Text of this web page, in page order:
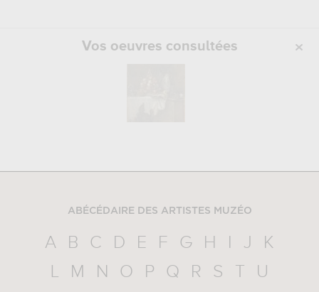
Vos oeuvres consultées
ABÉCÉDAIRE DES ARTISTES MUZÉO
A B C D E F G H I J
K
L
M N O P Q R S T
U